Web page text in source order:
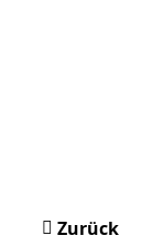
Zurück